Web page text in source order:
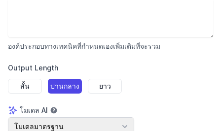
องค์ประกอบทางเทคนิคที่กำหนดเองเพิ่มเติมที่จะรวม
Output Length
สั้น ปานกลาง ยาว
โมเดล AI
โมเดล AI
โมเดลมาตรฐาน